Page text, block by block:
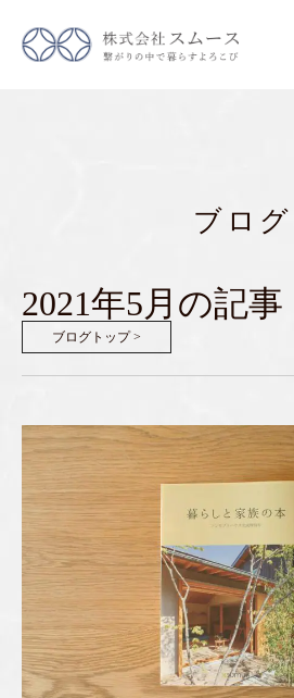
ブログ
2021年5月の記事
ブログトップ >